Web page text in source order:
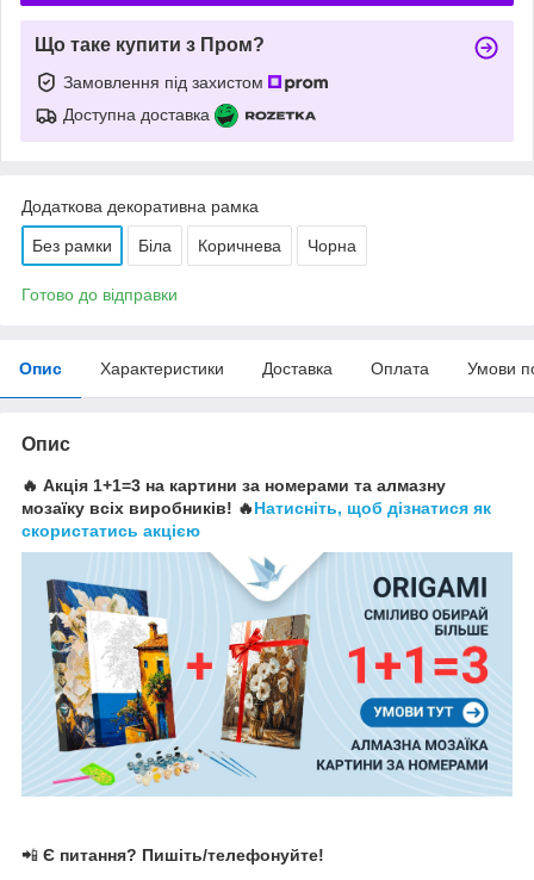
Що таке купити з Пром?
Замовлення під захистом
Доступна доставка
Додаткова декоративна рамка
Без рамки Біла Коричнева Чорна
Готово до відправки
Опис Характеристики Доставка Оплата Умови
Опис
🔥 Акція 1+1=3 на картини за номерами та алмазну
мозаїку всіх виробників! 🔥Натисніть, щоб дізнатися як
скористатись акцією
📲 Є питання? Пишіть/телефонуйте!